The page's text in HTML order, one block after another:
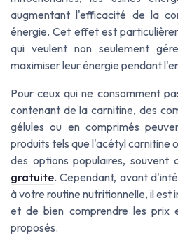
augmentant l'efficacité de la
énergie. Cet effet est
qui veulent non seulement
maximiser leurénergie pendant
Pour ceux qui ne consomment
contenant de la carnitine, des
gélules ou en comprimés
produits tels que l'acétyl carnitine
des options populaires, souvent
gratuite. Cependant, avant
à votre routine nutritionnelle, il est
et de bien comprendre les prix
proposés.